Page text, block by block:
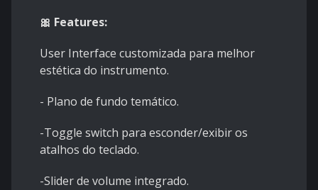
🎀 Features:
User Interface customizada para melhor
estética do instrumento.
- Plano de fundo temático.
-Toggle switch para esconder/exibir os
atalhos do teclado.
-Slider de volume integrado.